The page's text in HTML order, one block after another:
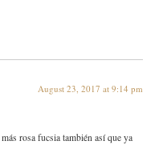
August 23, 2017 at 9:14 pm
rosa fucsia también así que ya